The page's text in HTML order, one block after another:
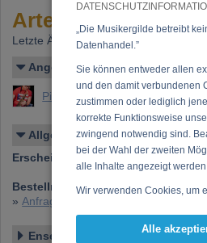
„Die Musikergilde betreibt
Datenhandel.”
Sie können entweder allen
und den damit verbundenen
zustimmen oder lediglich
korrekte Funktionsweise
zwingend notwendig sind.
bei der Wahl der zweiten
alle Inhalte angezeigt
Wir verwenden Cookies, um
Funktionen für soziale
Alle
Artett "Stimmig"
Letzte Änderung: 05.03.2022
Angelegt von
Pirringer, Andreas
Allgemeines
Erscheinen bei:Digi Music Records
Bestellnummer:CD 263 905
»Anfrage zu dieser CD
Ensemble